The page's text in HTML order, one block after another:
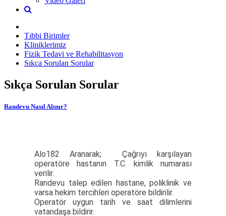
Tıbbi Birimler
Kliniklerimiz
Fizik Tedavi ve Rehabilitasyon
Sıkça Sorulan Sorular
Sıkça Sorulan Sorular
Randevu Nasıl Alınır?
Alo182 Aranarak; Çağrıyı karşılayan
operatöre hastanın T.C. kimlik numarası
verilir.
Randevu talep edilen hastane, poliklinik ve
varsa hekim tercihleri operatöre bildirilir.
Operatör uygun tarih ve saat dilimlerini
vatandaşa bildirir.